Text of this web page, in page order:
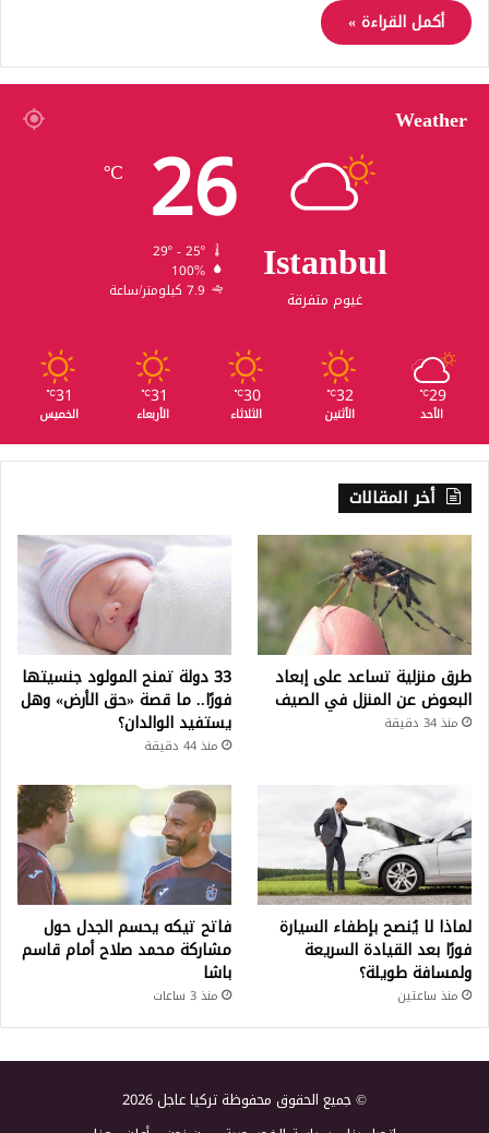
أكمل القراءة »
Weather
Istanbul
غيوم متفرقة
26
℃
29º - 25º
100%
7.9 كيلومتر/ساعة
29
℃
الأحد
32
℃
الأثنين
30
℃
الثلاثاء
31
℃
الأربعاء
31
℃
الخميس
أخر المقالات
طرق منزلية تساعد على إبعاد
البعوض عن المنزل في الصيف
منذ 34 دقيقة
33 دولة تمنح المولود جنسيتها
فورًا.. ما قصة «حق الأرض» وهل
يستفيد الوالدان؟
منذ 44 دقيقة
لماذا لا يُنصح بإطفاء السيارة
فورًا بعد القيادة السريعة
ولمسافة طويلة؟
منذ ساعتين
فاتح تيكه يحسم الجدل حول
مشاركة محمد صلاح أمام قاسم
باشا
منذ 3 ساعات
© جميع الحقوق محفوظة تركيا عاجل 2026